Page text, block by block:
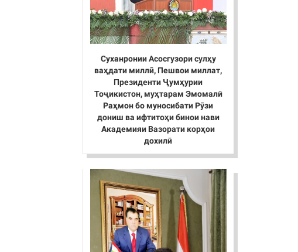
Суханронии Асосгузори сулҳу
ваҳдати миллӣ, Пешвои миллат,
Президенти Ҷумҳурии
Тоҷикистон, муҳтарам Эмомалӣ
Раҳмон бо муносибати Рӯзи
дониш ва ифтитоҳи бинои нави
Академияи Вазорати корҳои
дохилӣ